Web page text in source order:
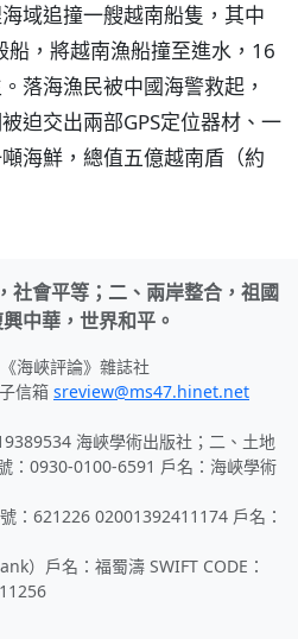
域追撞一艘越南船隻，其中
，將越南漁船撞至進水，16
落海漁民被中國海警救起，
迫交出兩部GPS定位器材、一
海鮮，總值五億越南盾（約
社會平等；二、兩岸整合，祖國
中華，世界和平。
海峽評論》雜誌社
信箱 sreview@ms47.hinet.net
海峽學術出版社；二、土地
：0930-0100-6591 戶名：海峽學術
：621226 02001392411174 戶名：
）戶名：福蜀濤 SWIFT CODE：